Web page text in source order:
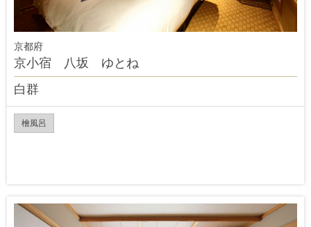
京都府
京小宿 八坂 ゆとね
白群
檜風呂